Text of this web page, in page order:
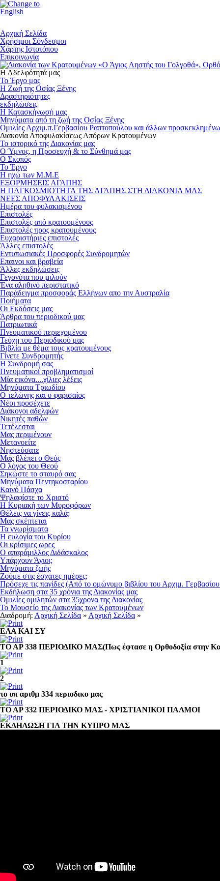
Αρχική Σελίδα
Χρήσιμοι Σύνδεσμοι
Χάρτης Ιστοτόπου
Επικοινωνία
Η Αδελφότητά μας
Το Έργο μας
Η Ζωή της Οσίας Ξένης
Δραστηριότητες
εκδηλώσεις
Η Κατασκήνωσή μας
Μηνύματα από τη ζωή της Οσίας Ξένης
Ομιλίες Αρχιμ.π.Γερβασίου Ραπτοπούλου και άλλων
Διακονία Αποφυλακίσεως Απόρων Κρατουμένων
Το ιστορικό της Διακονίας μας
Ο Ύμνος, η Προσευχή & το Σύνθημά μας
Ο Σκοπός
Το Έργο
Η ηχώ των Μ.Μ.Ε
ΕΞΟΡΜΗΣΕΙΣ ΑΓΑΠΗΣ
Η ΠΑΓΚΟΣΜΙΟΤΗΤΑ ΤΗΣ ΑΓΑΠΗΣ ΣΤΗ ΔΙΑΚΟΝΙΑ ΜΑΣ
ΝΕΕΣ ΑΠΟΦΥΛΑΚΙΣΕΙΣ
Ημέρα του φυλακισμένου
Επιστολές
Επιστολές από κρατουμένους
Επιστολές προς κρατουμένους
Ευχαριστήριες επιστολές
Άλλες επιστολές
Εντυπωσιακές Προσφορές Συνδρομητών
Επαινοι και βραβεία
Άλλες εκδηλώσεις
Γεγονότα που μιλούν
Ένα αληθινό περιστατικό
Παράδειγμα προσφοράς Ελλήνων απο την Αυστραλία
Ποιήματα
Οι Εκδόσεις μας
Άρθρα του περιοδικού μας
Πατριωτικά
Πνευματικού περιεχομένου
Τεύχη του Περιοδικού μας
Βιβλία με θέμα τους κρατουμένους
Γίνετε Συνδρομητής
Η Συνδρομή σας
Πνευματικοί προβληματισμοί
Μία εικόνα....χίλιες λέξεις
Μηνύματα Τριωδίου
Ο τελώνης και ο φαρισαίος
Νέοι προσέχετε
Διάκονοι αδελφών
Νικητές παθών
Τετέλεσται
Μας περιμένουν
Μετανοείτε
Νηστεύσατε
Μας βλέπει ο Θεός
Ο λόγος του Θεού
Σηκώστε το σταυρό σας
Μηνύματα Πεντηκοσταρίου
Καινό Πάσχα
Ψηλαφίστε το Χριστό
Η Κυριακή των Μυροφόρων
Θέλεις να γίνεις καλά;
Μας σκέπτεται
Τα γνωρίσματα
Η ευλογία του Κυρίου
Οι κρίσιμες ωρες
Ο απαράμιλλος Διδάσκαλος
Υπάρχουν Άγιοι;
Μηνύματα ζωής
Ζούμε στις έσχατες ημέρες;
Πρόσεχε τις παγίδες (Από το ομώνυμο βιβλίου του Αρχιμ.
Εκδήλωση στα 35 χρόνια της Διακονίας μας
Ομιλίες ομιλητών στα 35χρονα της Διακονίας
Το Μουσείο της Διακονίας των Κρατουμένων
Διαδρομή: Αρχική Σελίδα » Αρχική Σελίδα »
ΕΛΑ ΚΑΙ ΣΥ
ΤΟ ΑΡ 338 ΠΕΡΙΟΔΙΚΟ ΜΑΣ(Πως έφτασε η Ορθοδοξία στην
1
2
το υπ αριθμ 334 περιοδικο μας
ΤΟ ΑΡ 332 ΠΕΡΙΟΔΙΚΟ ΜΑΣ - ΧΡΙΣΤΙΑΝΙΚΟΙ ΠΑΛΜΟΙ
ΕΚΔΗΛΩΣΗ ΓΙΑ ΤΗΝ ΚΥΠΡΟ ΜΑΣ